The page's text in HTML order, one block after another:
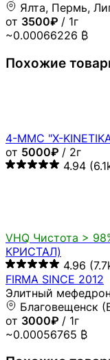
VHQ" (МЕФ
от 1500₽ / 1г
4.95
РАСПРОДАЖА
VHQ Чистота >
КРИС)
4.89
ENERGIZER -
размажут по
даже малейшего
прекрасно
стимуляции.
провести время с
горизонты
Каждое слово,
приносить вам
эйфорию. Будь